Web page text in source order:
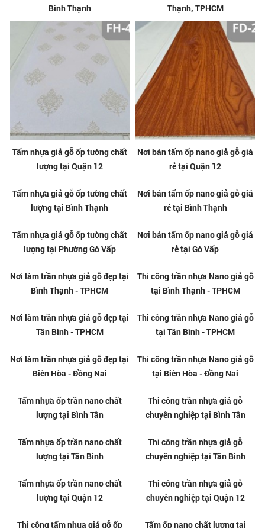
Bình Thạnh
Thạnh, TPHCM
Tấm nhựa giả gỗ ốp tường chất
lượng tại Quận 12
Nơi bán tấm ốp nano giả gỗ giá
rẻ tại Quận 12
lượng tại Bình Thạnh
rẻ tại Bình Thạnh
lượng tại Phường Gò Vấp
rẻ tại Gò Vấp